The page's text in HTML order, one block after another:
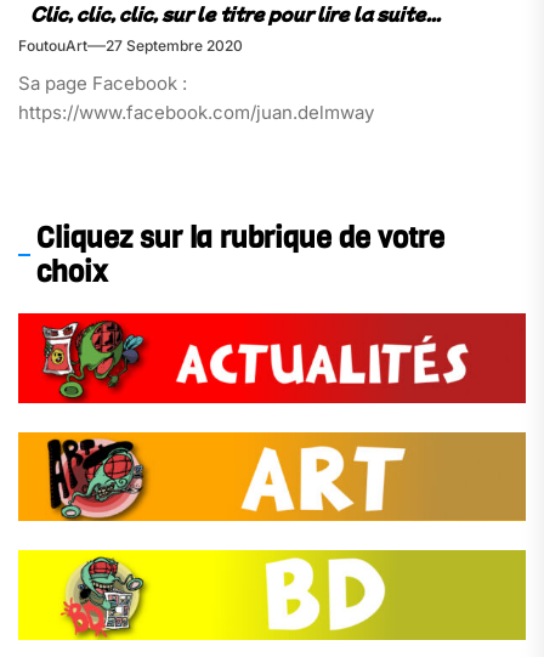
FoutouArt 27 Septembre 2020
Sa page Facebook :
https://www.facebook.com/juan.delmway
Cliquez sur la rubrique de votre
choix